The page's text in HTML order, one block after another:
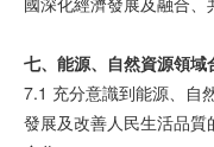
七、能源、自然資源領域
7.1 充分意識到能源、自
發展及改善人民生活品